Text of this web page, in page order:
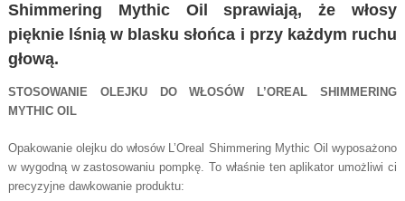
Shimmering Mythic Oil sprawiają, że włosy
pięknie lśnią w blasku słońca i przy każdym ruchu
głową.
STOSOWANIE OLEJKU DO WŁOSÓW L’OREAL SHIMMERING
MYTHIC OIL
Opakowanie olejku do włosów L’Oreal Shimmering Mythic Oil wyposażono
w wygodną w zastosowaniu pompkę. To właśnie ten aplikator umożliwi ci
precyzyjne dawkowanie produktu: